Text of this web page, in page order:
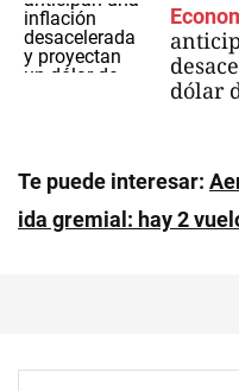
dólar
Te puede interesar:
ida gremial: hay 2